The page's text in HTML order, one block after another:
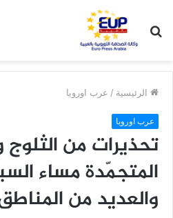
عن
الرئيسية / عرب اوروبا
عرب اوروبا
تحذيرات من الثلوج
المتجمّدة مساء
والعديد من